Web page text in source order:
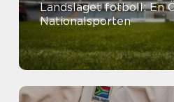
Landslaget fotboll: En
Nationalsporten